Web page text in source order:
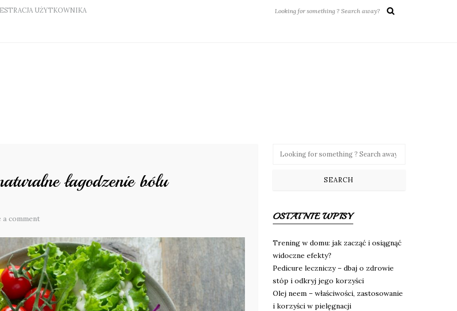
UŻYTKOWNIKA
łagodzenie bólu
a comment OSTATNIE WPISY
Trening w domu: jak zacząć i osiągnąć
widoczne efekty?
Pedicure leczniczy – dbaj o zdrowie
stóp i odkryj jego korzyści
Olej neem – właściwości, zastosowanie
i korzyści w pielęgnacji